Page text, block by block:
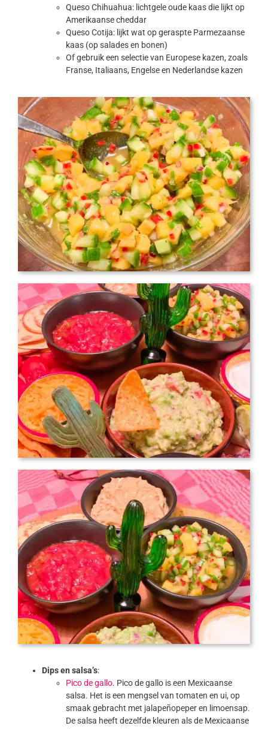
Queso Chihuahua: lichtgele oude kaas die lijkt op
Amerikaanse cheddar
Queso Cotija: lijkt wat op geraspte Parmezaanse
kaas (op salades en bonen)
Of gebruik een selectie van Europese kazen, zoals
Franse, Italiaans, Engelse en Nederlandse kazen
Dips en salsa’s:
Pico de gallo. Pico de gallo is een Mexicaanse
salsa. Het is een mengsel van tomaten en ui, op
smaak gebracht met jalapeñopeper en limoensap.
De salsa heeft dezelfde kleuren als de Mexicaanse